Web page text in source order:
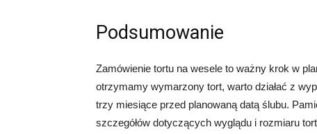
Podsumowanie
Zamówienie tortu na wesele to ważny krok w
otrzymamy wymarzony tort, warto działać z
trzy miesiące przed planowaną datą ślubu.
szczegółów dotyczących wyglądu i rozmiaru